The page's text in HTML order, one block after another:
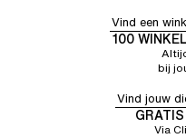
Vind een
100
bij
Vind jouw
Via